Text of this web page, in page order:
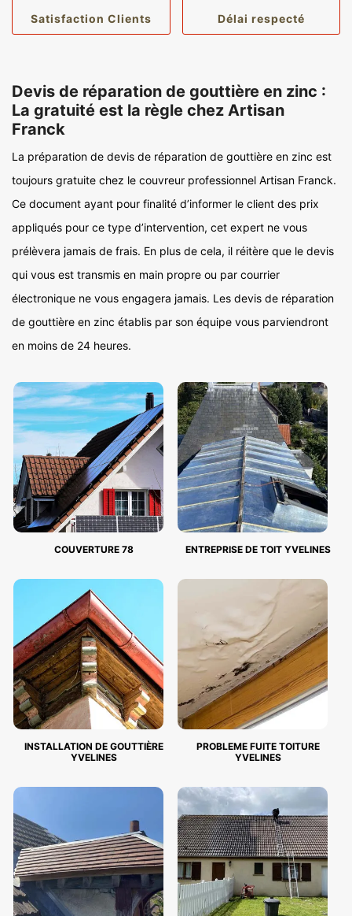
Satisfaction Clients Délai respecté
Devis de réparation de gouttière en zinc :
La gratuité est la règle chez Artisan
Franck
La préparation de devis de réparation de gouttière en zinc est
toujours gratuite chez le couvreur professionnel Artisan Franck.
Ce document ayant pour finalité d’informer le client des prix
appliqués pour ce type d’intervention, cet expert ne vous
prélèvera jamais de frais. En plus de cela, il réitère que le devis
qui vous est transmis en main propre ou par courrier
électronique ne vous engagera jamais. Les devis de réparation
de gouttière en zinc établis par son équipe vous parviendront
en moins de 24 heures.
COUVERTURE 78 ENTREPRISE DE TOIT YVELINES
INSTALLATION DE GOUTTIÈRE
YVELINES
PROBLEME FUITE TOITURE
YVELINES